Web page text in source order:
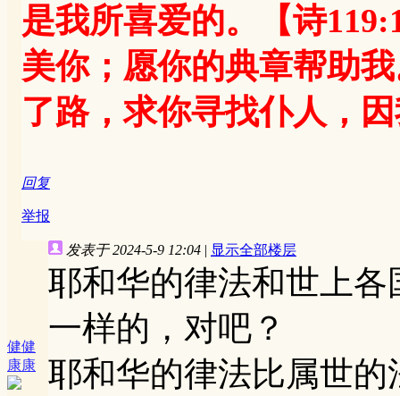
是我所喜爱的。【诗
美你；愿你的典章帮助
了路，求你寻找仆人，
回复
举报
健健
康康
发表于 2024-5-9 12:04 | 显示全部楼层
耶和华的律法和世上
一样的，对吧？
耶和华的律法比属世的